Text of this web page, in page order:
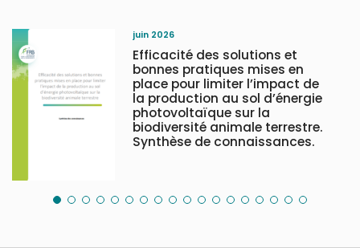
juin 2026
Efficacité des solutions et
bonnes pratiques mises en
place pour limiter l’impact de
la production au sol d’énergie
photovoltaïque sur la
biodiversité animale terrestre.
Synthèse de connaissances.